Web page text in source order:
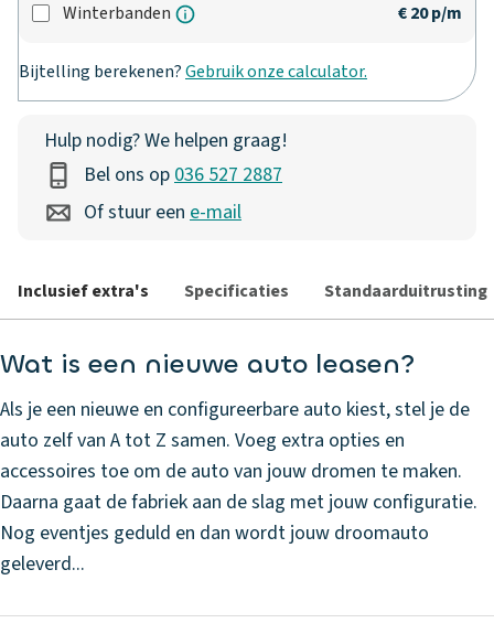
Winterbanden
€ 20p/m
Bijtelling berekenen?Gebruik onze calculator.
Hulp nodig? We helpen graag!
Bel ons op036 527 2887
Of stuur een e-mail
Inclusief extra's Specificaties Standaarduitrusting
Wat is een nieuwe auto leasen?
Als je een nieuwe en configureerbare auto kiest, stel je de
auto zelf van A tot Z samen. Voeg extra opties en
accessoires toe om de auto van jouw dromen te maken.
Daarna gaat de fabriek aan de slag met jouw configuratie.
Nog eventjes geduld en dan wordt jouw droomauto
geleverd...